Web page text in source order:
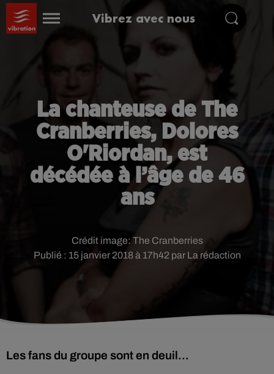
Vibrez avec nous
La chanteuse de The
Cranberries, Dolores
O'Riordan, est
décédée à l’âge de 46
ans
Publié : 15 janvier 2018 à 17h42 par La rédaction
Crédit image: The Cranberries
Les fans du groupe sont en deuil...